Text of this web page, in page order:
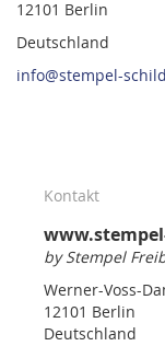
12101 Berlin
Deutschland
info@stempel-
Kontakt
by Stempel
Werner-Voss-
12101 Berlin
Deutschland